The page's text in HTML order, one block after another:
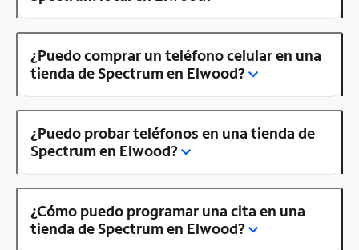
¿Puedo comprar un teléfono celular en una
tienda de Spectrum en Elwood?
¿Puedo probar teléfonos en una tienda de
Spectrum en Elwood?
¿Cómo puedo programar una cita en una
tienda de Spectrum en Elwood?